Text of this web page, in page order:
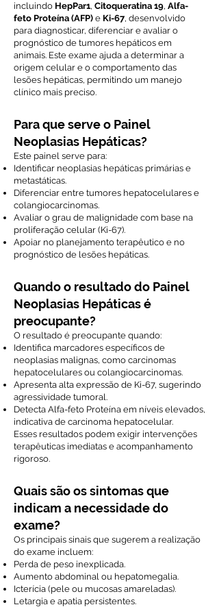
incluindo HepPar1, Citoqueratina 19, Alfa-
feto Proteína (AFP) e Ki-67, desenvolvido
para diagnosticar, diferenciar e avaliar o
prognóstico de tumores hepáticos em
animais. Este exame ajuda a determinar a
origem celular e o comportamento das
lesões hepáticas, permitindo um manejo
clínico mais preciso.
Para que serve o Painel
Neoplasias Hepáticas?
Este painel serve para:
Identificar neoplasias hepáticas primárias e
metastáticas.
Diferenciar entre tumores hepatocelulares e
colangiocarcinomas.
Avaliar o grau de malignidade com base na
proliferação celular (Ki-67).
Apoiar no planejamento terapêutico e no
prognóstico de lesões hepáticas.
Quando o resultado do Painel
Neoplasias Hepáticas é
preocupante?
O resultado é preocupante quando:
Identifica marcadores específicos de
neoplasias malignas, como carcinomas
hepatocelulares ou colangiocarcinomas.
Apresenta alta expressão de Ki-67, sugerindo
agressividade tumoral.
Detecta Alfa-feto Proteína em níveis elevados,
indicativa de carcinoma hepatocelular.
Esses resultados podem exigir intervenções
terapêuticas imediatas e acompanhamento
rigoroso.
Quais são os sintomas que
indicam a necessidade do
exame?
Os principais sinais que sugerem a realização
do exame incluem:
Perda de peso inexplicada.
Aumento abdominal ou hepatomegalia.
Icterícia (pele ou mucosas amareladas).
Letargia e apatia persistentes.